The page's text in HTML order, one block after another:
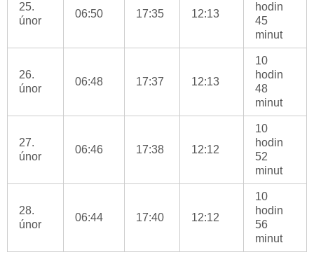
25.
únor
06:50 17:35 12:13
hodin
45
minut
26.
únor
06:48 17:37 12:13
10
hodin
48
minut
27.
únor
06:46 17:38 12:12
10
hodin
52
minut
28.
únor
06:44 17:40 12:12
10
hodin
56
minut